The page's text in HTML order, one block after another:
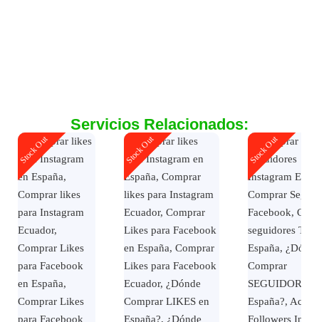
Servicios Relacionados:
Stock Out Stock Out Stock Out